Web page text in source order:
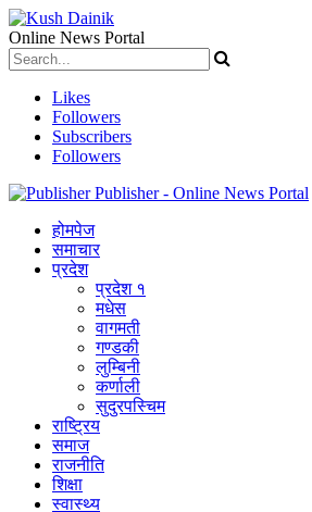
Online News Portal
Likes
Followers
Subscribers
Followers
Publisher - Online News Portal
होमपेज
समाचार
प्रदेश
प्रदेश १
मधेस
वागमती
गण्डकी
लुम्बिनी
कर्णाली
सुदुरपस्चिम
राष्ट्रिय
समाज
राजनीति
शिक्षा
स्वास्थ्य